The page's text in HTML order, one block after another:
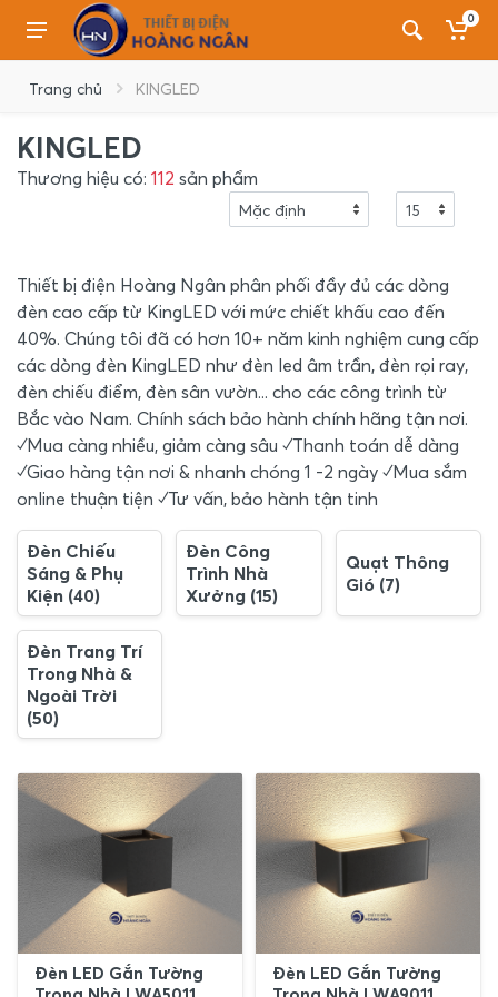
0
Trang chủ KINGLED
KINGLED
Thương hiệu có: 112 sản phẩm
Thiết bị điện Hoàng Ngân phân phối đầy đủ các dòng
đèn cao cấp từ KingLED với mức chiết khấu cao đến
40%. Chúng tôi đã có hơn 10+ năm kinh nghiệm cung cấp
các dòng đèn KingLED như đèn led âm trần, đèn rọi ray,
đèn chiếu điểm, đèn sân vườn... cho các công trình từ
Bắc vào Nam. Chính sách bảo hành chính hãng tận nơi.
✓Mua càng nhiều, giảm càng sâu ✓Thanh toán dễ dàng
✓Giao hàng tận nơi & nhanh chóng 1 -2 ngày ✓Mua sắm
online thuận tiện ✓Tư vấn, bảo hành tận tinh
Đèn Chiếu
Sáng & Phụ
Kiện (40)
Đèn Công
Trình Nhà
Xưởng (15)
Quạt Thông
Gió (7)
Đèn Trang Trí
Trong Nhà &
Ngoài Trời
(50)
Đèn LED Gắn Tường
Đèn LED Gắn Tường